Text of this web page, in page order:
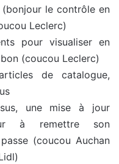
(bonjour le contrôle en
Leclerc)
pour visualiser en
(coucou Leclerc)
de catalogue,
une mise à jour
à remettre son
(coucou Auchan